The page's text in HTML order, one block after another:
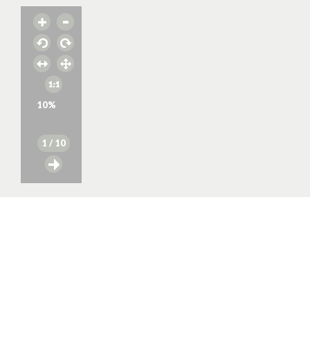
10%
1 / 10